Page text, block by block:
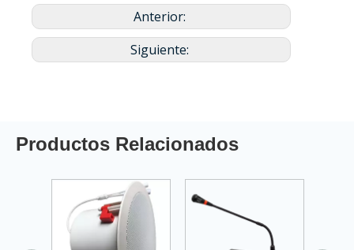
Anterior:
Siguiente:
Productos Relacionados